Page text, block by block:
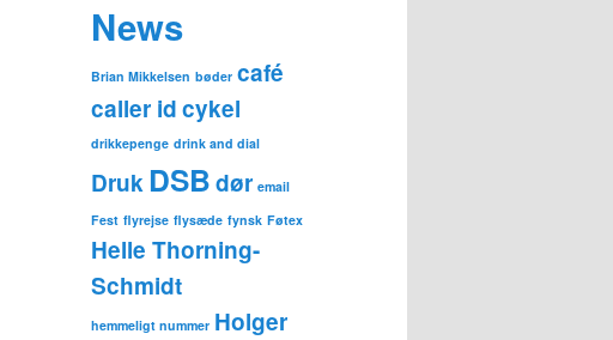
News
Brian Mikkelsen bøder café
caller idcykel
drikkepenge drink and dial
DrukDSBdør email
Fest flyrejse flysæde fynsk Føtex
Helle Thorning-
Schmidt
hemmeligt nummer Holger